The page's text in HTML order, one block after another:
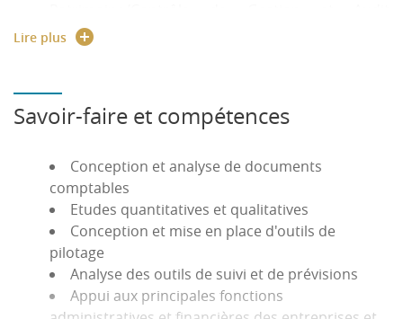
Organisationnel.
deux parcours de la licence (Management des
Organisations et Comptabilité, Contrôle, Audit) et
progressivement son parcours d"études. La
spécialisation en CCA est effective en troisième
année. Dès le semestre 2, la pratique d'une
communication en anglais est introduite dans
certains enseignements. Les étudiants effectuent
à l'étranger un stage et/ou un semestre d'études
à l'étranger au cours de la Licence.
Lire plus
Savoir-faire et compétences
Conception et analyse de documents
comptables
Etudes quantitatives et qualitatives
Conception et mise en place d'outils de
pilotage
Analyse des outils de suivi et de prévisions
Appui aux principales fonctions